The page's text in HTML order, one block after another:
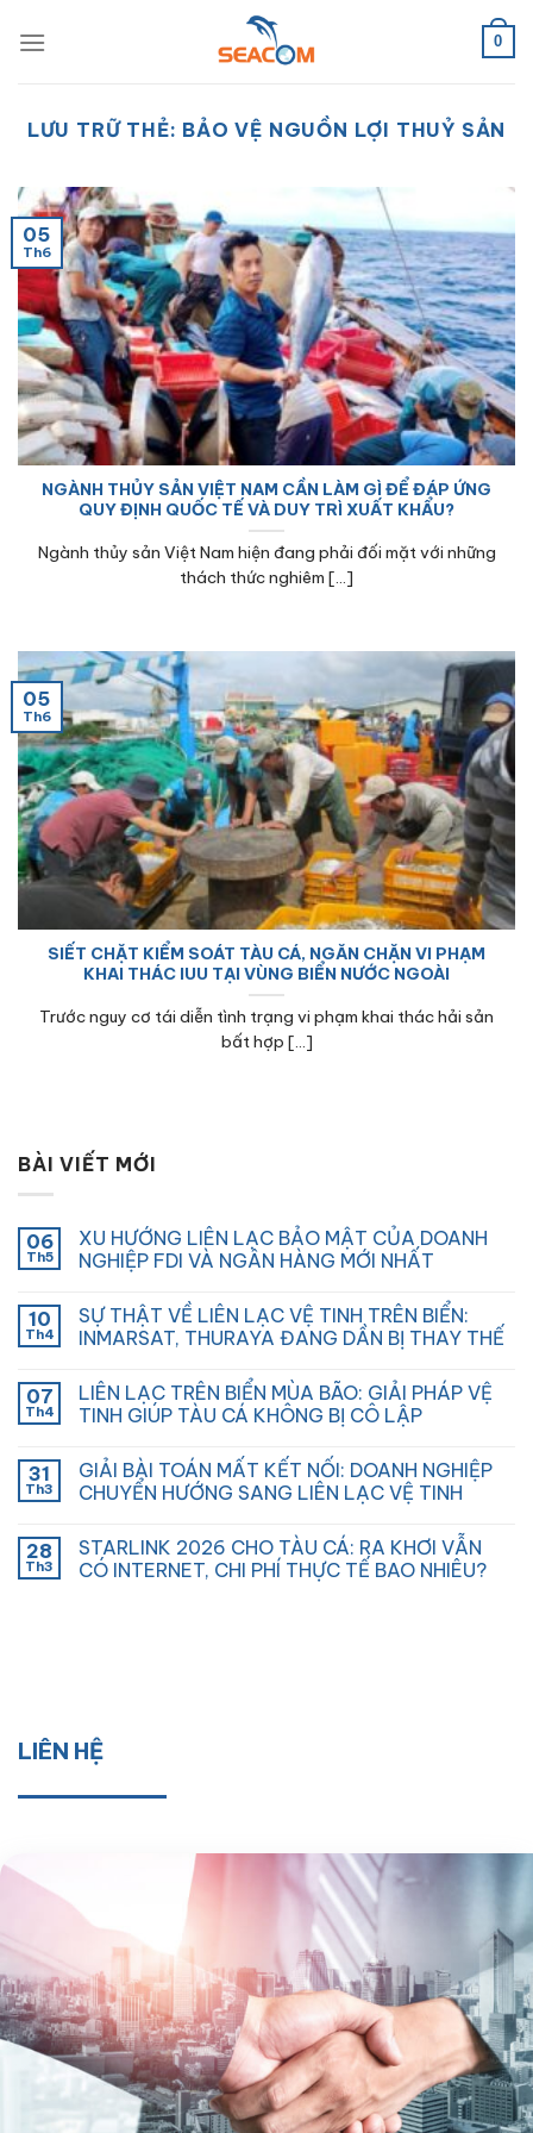
qua
0
LƯU TRỮ THẺ: BẢO VỆ NGUỒN LỢI THUỶ SẢN
NGÀNH THỦY SẢN VIỆT NAM CẦN LÀM GÌ ĐỂ ĐÁP ỨNG
QUY ĐỊNH QUỐC TẾ VÀ DUY TRÌ XUẤT KHẨU?
Ngành thủy sản Việt Nam hiện đang phải đối mặt với những
thách thức nghiêm [...]
05
Th6
SIẾT CHẶT KIỂM SOÁT TÀU CÁ, NGĂN CHẶN VI PHẠM
KHAI THÁC IUU TẠI VÙNG BIỂN NƯỚC NGOÀI
Trước nguy cơ tái diễn tình trạng vi phạm khai thác hải sản
bất hợp [...]
05
Th6
BÀI VIẾT MỚI
06
Th5
XU HƯỚNG LIÊN LẠC BẢO MẬT CỦA DOANH
NGHIỆP FDI VÀ NGÂN HÀNG MỚI NHẤT
10
Th4
SỰ THẬT VỀ LIÊN LẠC VỆ TINH TRÊN BIỂN:
INMARSAT, THURAYA ĐANG DẦN BỊ THAY THẾ
07
Th4
LIÊN LẠC TRÊN BIỂN MÙA BÃO: GIẢI PHÁP VỆ
TINH GIÚP TÀU CÁ KHÔNG BỊ CÔ LẬP
31
Th3
GIẢI BÀI TOÁN MẤT KẾT NỐI: DOANH NGHIỆP
CHUYỂN HƯỚNG SANG LIÊN LẠC VỆ TINH
28
Th3
STARLINK 2026 CHO TÀU CÁ: RA KHƠI VẪN
CÓ INTERNET, CHI PHÍ THỰC TẾ BAO NHIÊU?
LIÊN HỆ